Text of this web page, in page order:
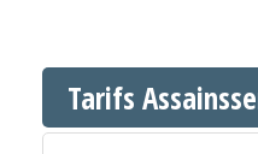
Tarifs